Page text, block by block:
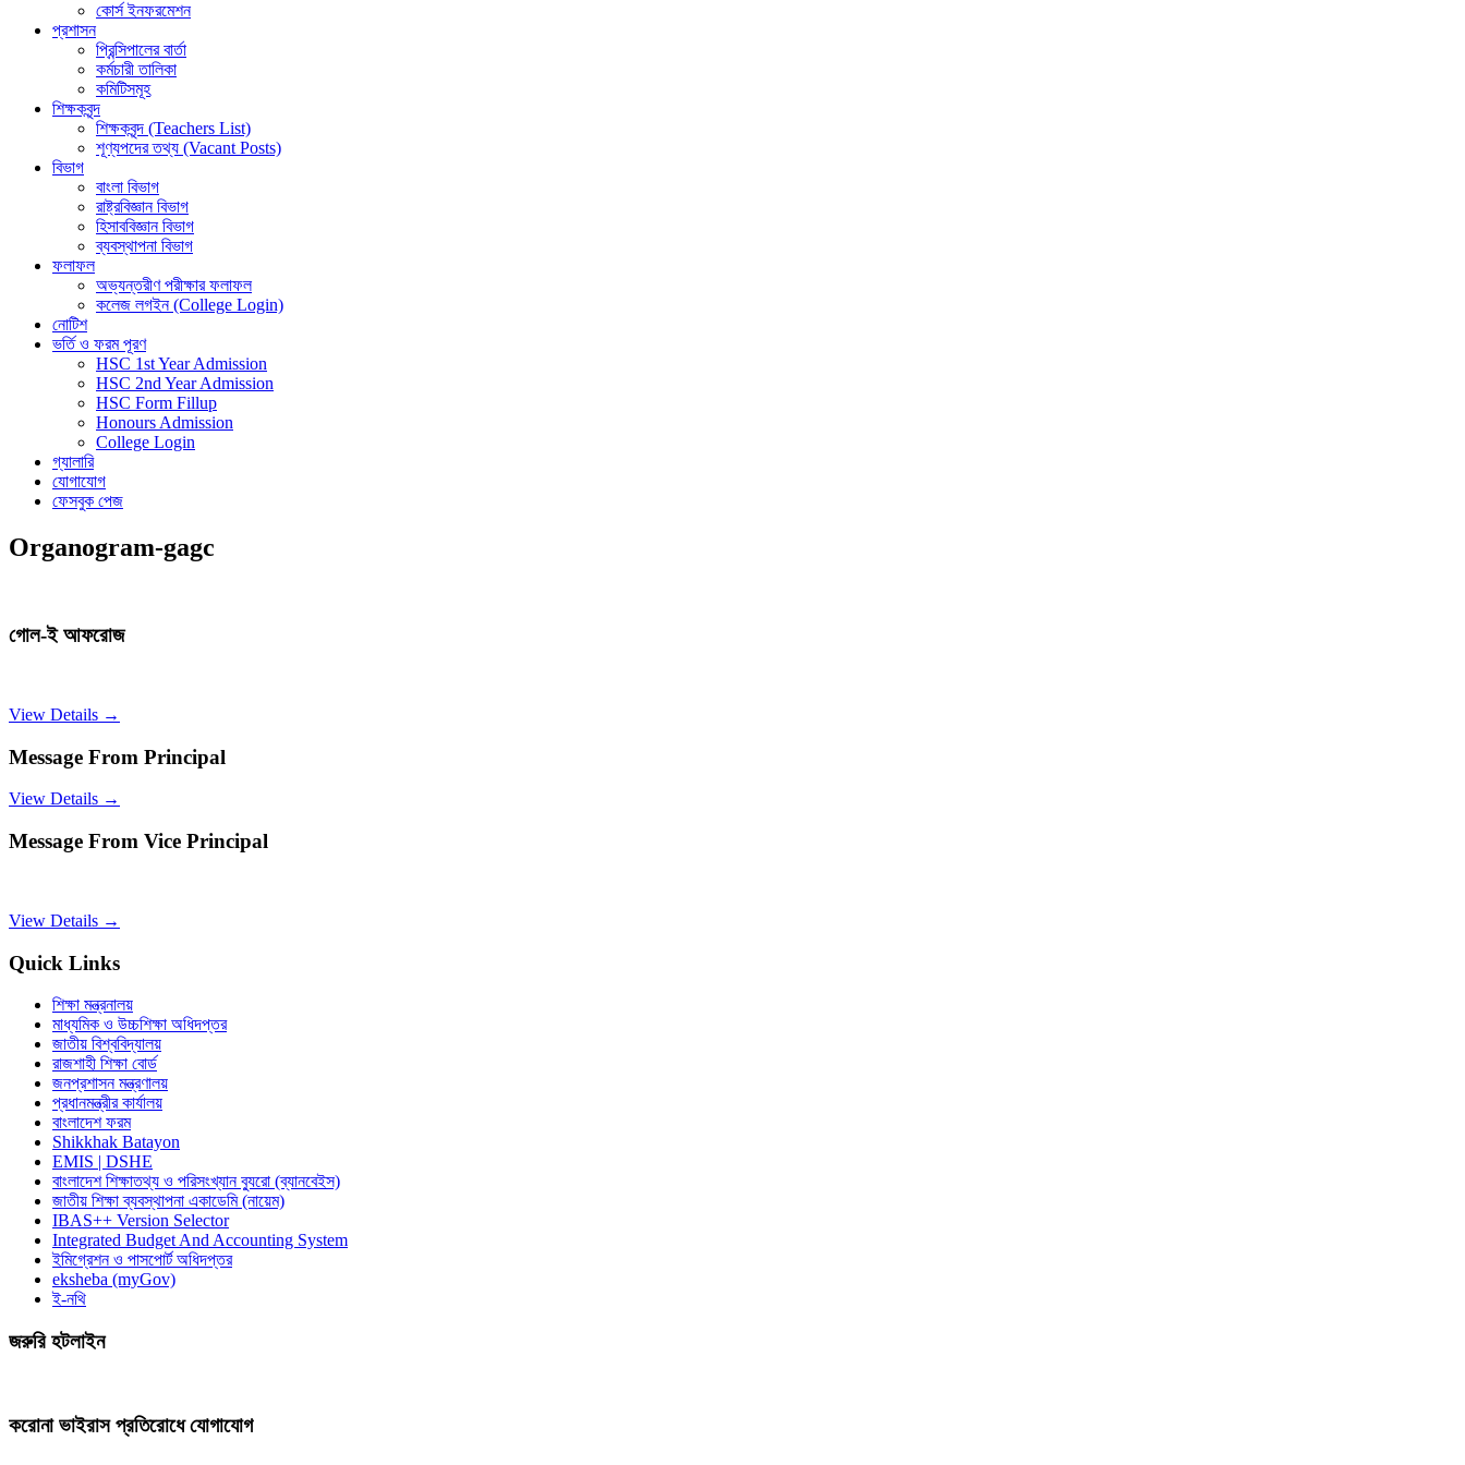
কোর্স ইনফরমেশন
প্রশাসন
প্রিন্সিপালের বার্তা
কর্মচারী তালিকা
কমিটিসমূহ
শিক্ষকবৃন্দ
শিক্ষকবৃন্দ (Teachers List)
শূণ্যপদের তথ্য (Vacant Posts)
বিভাগ
বাংলা বিভাগ
রাষ্ট্রবিজ্ঞান বিভাগ
হিসাববিজ্ঞান বিভাগ
ব্যবস্থাপনা বিভাগ
ফলাফল
অভ্যন্তরীণ পরীক্ষার ফলাফল
কলেজ লগইন (College Login)
নোটিশ
ভর্তি ও ফরম পূরণ
HSC 1st Year Admission
HSC 2nd Year Admission
HSC Form Fillup
Honours Admission
College Login
গ্যালারি
যোগাযোগ
ফেসবুক পেজ
Organogram-gagc
গোল-ই আফরোজ
View Details →
Message From Principal
View Details →
Message From Vice Principal
View Details →
Quick Links
শিক্ষা মন্ত্রনালয়
মাধ্যমিক ও উচ্চশিক্ষা অধিদপ্তর
জাতীয় বিশ্ববিদ্যালয়
রাজশাহী শিক্ষা বোর্ড
জনপ্রশাসন মন্ত্রণালয়
প্রধানমন্ত্রীর কার্যালয়
বাংলাদেশ ফরম
Shikkhak Batayon
EMIS | DSHE
বাংলাদেশ শিক্ষাতথ্য ও পরিসংখ্যান ব্যুরো (ব্যানবেইস)
জাতীয় শিক্ষা ব্যবস্থাপনা একাডেমি (নায়েম)
IBAS++ Version Selector
Integrated Budget And Accounting System
ইমিগ্রেশন ও পাসপোর্ট অধিদপ্তর
eksheba (myGov)
ই-নথি
জরুরি হটলাইন
করোনা ভাইরাস প্রতিরোধে যোগাযোগ